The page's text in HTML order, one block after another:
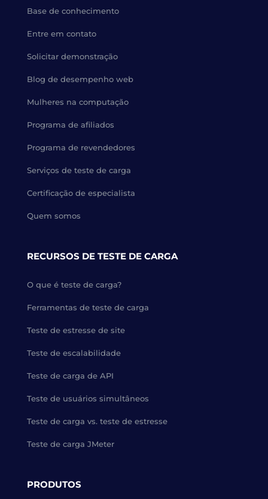
Base de conhecimento
Entre em contato
Solicitar demonstração
Blog de desempenho web
Mulheres na computação
Programa de afiliados
Programa de revendedores
Serviços de teste de carga
Certificação de especialista
Quem somos
RECURSOS DE TESTE DE CARGA
O que é teste de carga?
Ferramentas de teste de carga
Teste de estresse de site
Teste de escalabilidade
Teste de carga de API
Teste de usuários simultâneos
Teste de carga vs. teste de estresse
Teste de carga JMeter
PRODUTOS